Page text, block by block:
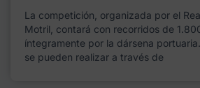
La competición, organizada por el
Motril, contará con recorridos de
íntegramente por la dársena
se pueden realizar a través de